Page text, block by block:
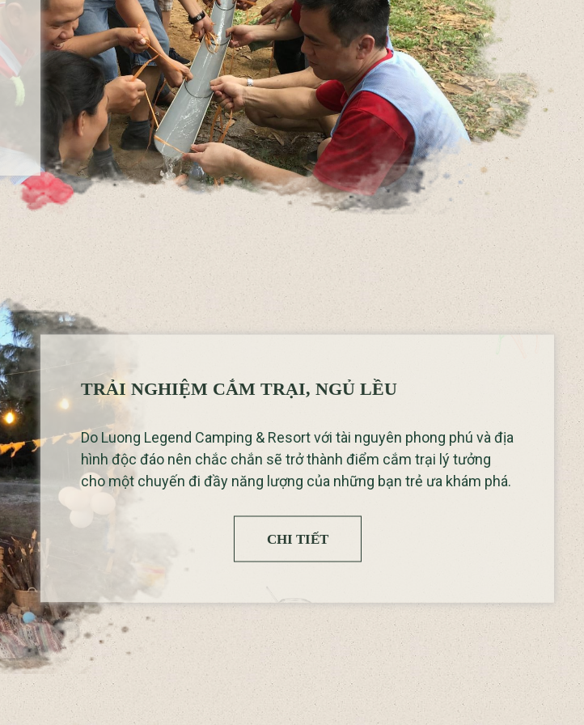
TRẢI NGHIỆM CẮM TRẠI, NGỦ LỀU
Do Luong Legend Camping & Resort với tài nguyên phong phú và địa
hình độc đáo nên chắc chắn sẽ trở thành điểm cắm trại lý tưởng
cho một chuyến đi đầy năng lượng của những bạn trẻ ưa khám phá.
CHI TIẾT